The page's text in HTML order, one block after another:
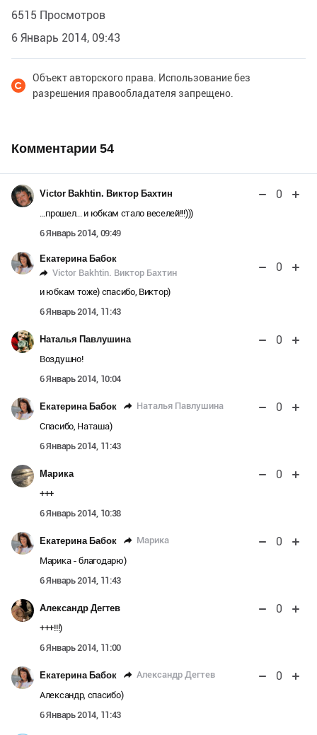
6515 Просмотров
6 Январь 2014, 09:43
Объект авторского права. Использование без
разрешения правообладателя запрещено.
Комментарии 54
Victor Bakhtin. Виктор Бахтин 0
...прошел... и юбкам стало веселей!!!)))
6 Январь 2014, 09:49
Екатерина Бабок
Victor Bakhtin. Виктор Бахтин
0
и юбкам тоже) спасибо, Виктор)
6 Январь 2014, 11:43
Наталья Павлушина 0
Воздушно!
6 Январь 2014, 10:04
Екатерина Бабок Наталья Павлушина 0
Спасибо, Наташа)
6 Январь 2014, 11:43
Марика 0
+++
6 Январь 2014, 10:38
Екатерина Бабок Марика 0
Марика - благодарю)
6 Январь 2014, 11:43
Александр Дегтев 0
+++!!!)
6 Январь 2014, 11:00
Екатерина Бабок Александр Дегтев 0
Александр, спасибо)
6 Январь 2014, 11:43